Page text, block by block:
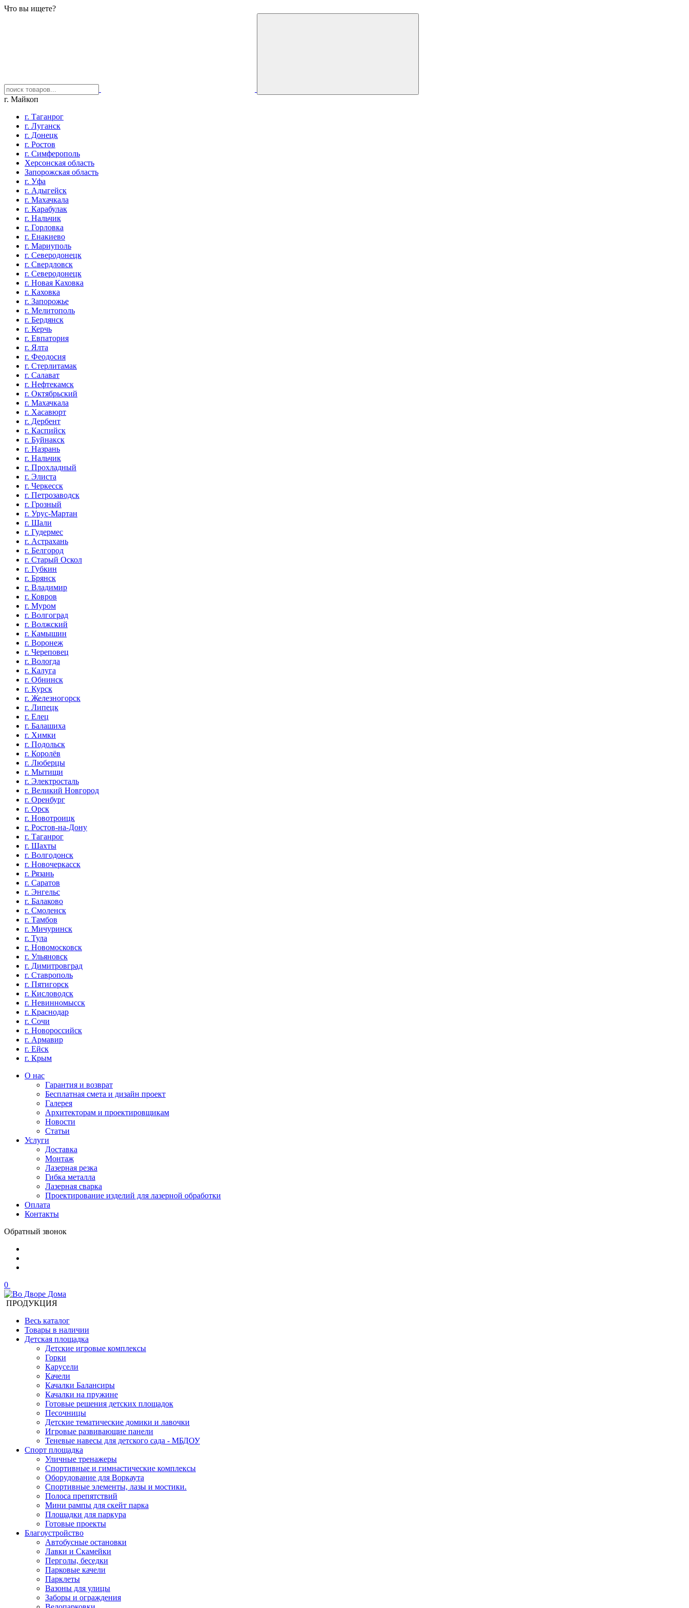
Что вы ищете?
г. Майкоп
г. Таганрог
г. Луганск
г. Донецк
г. Ростов
г. Симферополь
Херсонская область
Запорожская область
г. Уфа
г. Адыгейск
г. Махачкала
г. Карабулак
г. Нальчик
г. Горловка
г. Енакиево
г. Мариуполь
г. Северодонецк
г. Свердловск
г. Северодонецк
г. Новая Каховка
г. Каховка
г. Запорожье
г. Мелитополь
г. Бердянск
г. Керчь
г. Евпатория
г. Ялта
г. Феодосия
г. Стерлитамак
г. Салават
г. Нефтекамск
г. Октябрьский
г. Махачкала
г. Хасавюрт
г. Дербент
г. Каспийск
г. Буйнакск
г. Назрань
г. Нальчик
г. Прохладный
г. Элиста
г. Черкесск
г. Петрозаводск
г. Грозный
г. Урус-Мартан
г. Шали
г. Гудермес
г. Астрахань
г. Белгород
г. Старый Оскол
г. Губкин
г. Брянск
г. Владимир
г. Ковров
г. Муром
г. Волгоград
г. Волжский
г. Камышин
г. Воронеж
г. Череповец
г. Вологда
г. Калуга
г. Обнинск
г. Курск
г. Железногорск
г. Липецк
г. Елец
г. Балашиха
г. Химки
г. Подольск
г. Королёв
г. Люберцы
г. Мытищи
г. Электросталь
г. Великий Новгород
г. Оренбург
г. Орск
г. Новотроицк
г. Ростов-на-Дону
г. Таганрог
г. Шахты
г. Волгодонск
г. Новочеркасск
г. Рязань
г. Саратов
г. Энгельс
г. Балаково
г. Смоленск
г. Тамбов
г. Мичуринск
г. Тула
г. Новомосковск
г. Ульяновск
г. Димитровград
г. Ставрополь
г. Пятигорск
г. Кисловодск
г. Невинномысск
г. Краснодар
г. Сочи
г. Новороссийск
г. Армавир
г. Ейск
г. Крым
О нас
Гарантия и возврат
Бесплатная смета и дизайн проект
Галерея
Архитекторам и проектировщикам
Новости
Статьи
Услуги
Доставка
Монтаж
Лазерная резка
Гибка металла
Лазерная сварка
Проектирование изделий для лазерной обработки
Оплата
Контакты
Обратный звонок
0
ПРОДУКЦИЯ
Весь каталог
Товары в наличии
Детская площадка
Детские игровые комплексы
Горки
Карусели
Качели
Качалки Балансиры
Качалки на пружине
Готовые решения детских площадок
Песочницы
Детские тематические домики и лавочки
Игровые развивающие панели
Теневые навесы для детского сада - МБДОУ
Спорт площадка
Уличные тренажеры
Спортивные и гимнастические комплексы
Оборудование для Воркаута
Спортивные элементы, лазы и мостики.
Полоса препятствий
Мини рампы для скейт парка
Площадки для паркура
Готовые проекты
Благоустройство
Автобусные остановки
Лавки и Скамейки
Перголы, беседки
Парковые качели
Парклеты
Вазоны для улицы
Заборы и ограждения